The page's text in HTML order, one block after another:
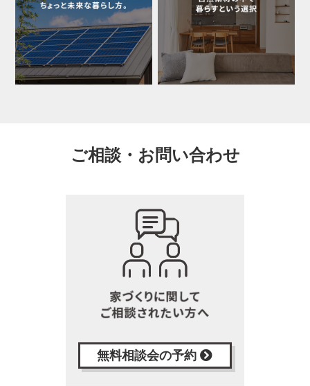
ご相談・お問い合わせ
無料相談会の予約